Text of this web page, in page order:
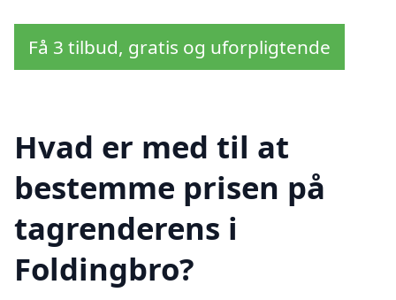
Få 3 tilbud, gratis og uforpligtende
Hvad er med til at
bestemme prisen på
tagrenderens i
Foldingbro?